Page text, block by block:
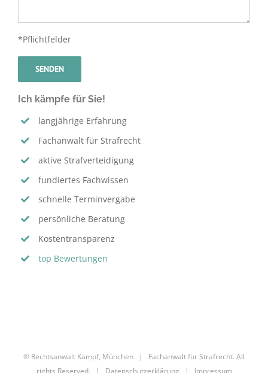
*Pflichtfelder
Ich kämpfe für Sie!
langjährige Erfahrung
Fachanwalt für Strafrecht
aktive Strafverteidigung
fundiertes Fachwissen
schnelle Terminvergabe
persönliche Beratung
Kostentransparenz
top Bewertungen
© Rechtsanwalt Kämpf, München | Fachanwalt für Strafrecht. All
rights Reserved. | Datenschutzerklärung | Impressum